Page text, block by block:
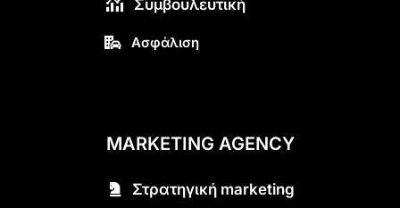
Συμβουλευτική
Ασφάλιση
MARKETING AGENCY
Στρατηγική marketing